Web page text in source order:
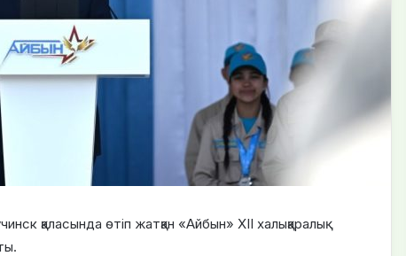
қаласында өтіп жатқан «Айбын» ХІI халықаралық